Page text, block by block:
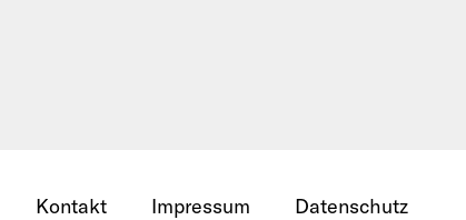
Kontakt Impressum Datenschutz